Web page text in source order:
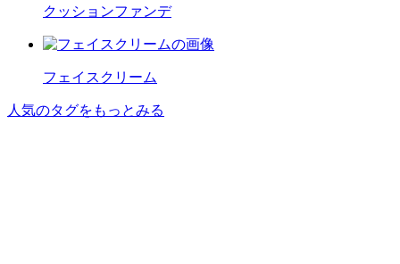
クッションファンデ
フェイスクリーム
人気のタグをもっとみる